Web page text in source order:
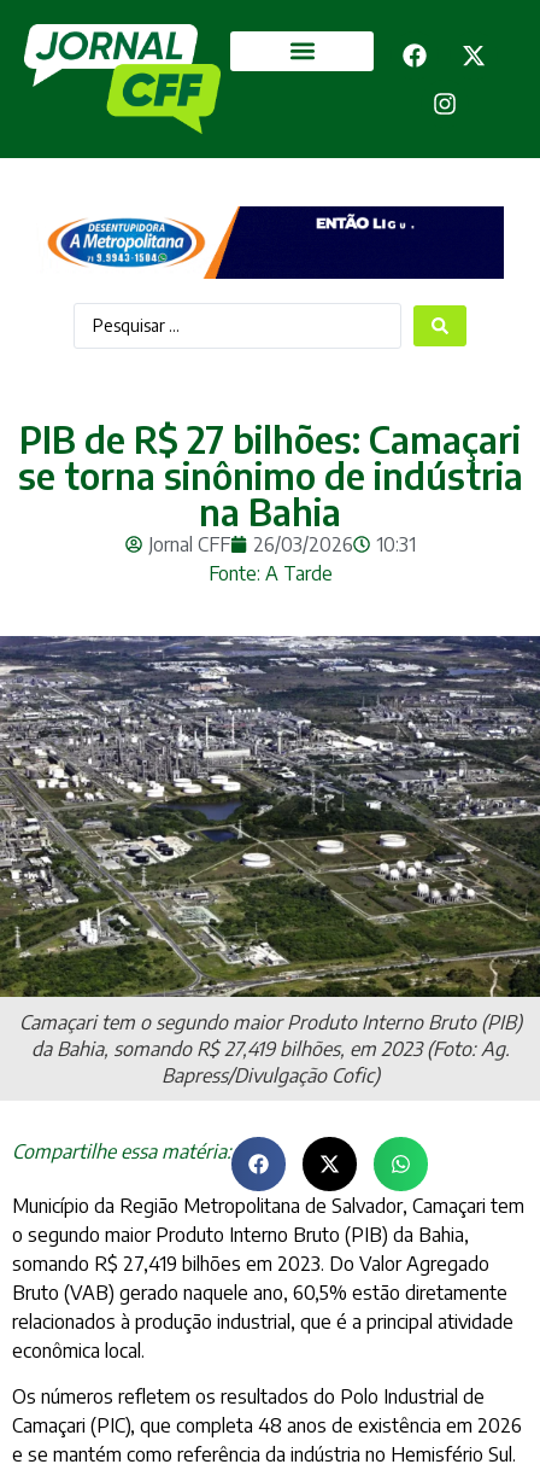
PIB de R$ 27 bilhões: Camaçari
se torna sinônimo de indústria
na Bahia
Jornal CFF 26/03/2026
10:31
Fonte: A Tarde
Camaçari tem o segundo maior Produto Interno Bruto (PIB)
da Bahia, somando R$ 27,419 bilhões, em 2023 (Foto: Ag.
Bapress/Divulgação Cofic)
Compartilhe essa matéria:
Município da Região Metropolitana de Salvador, Camaçari tem
o segundo maior Produto Interno Bruto (PIB) da Bahia,
somando R$ 27,419 bilhões em 2023. Do Valor Agregado
Bruto (VAB) gerado naquele ano, 60,5% estão diretamente
relacionados à produção industrial, que é a principal atividade
econômica local.
Os números refletem os resultados do Polo Industrial de
Camaçari (PIC), que completa 48 anos de existência em 2026
e se mantém como referência da indústria no Hemisfério Sul.